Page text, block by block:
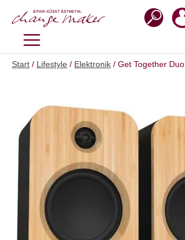
Inhalt
MENÜ
Start / Lifestyle / Elektronik / Get Together Duo